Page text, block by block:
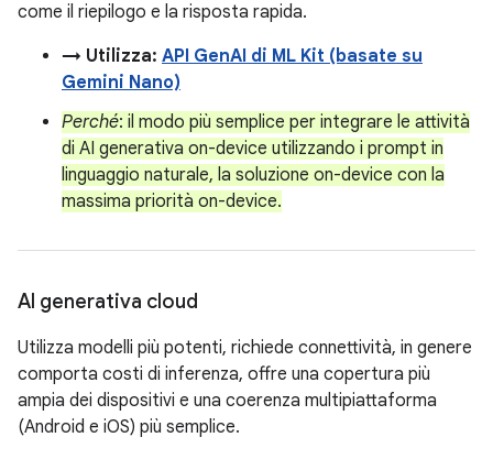
come il riepilogo e la risposta rapida.
→ Utilizza: API GenAI di ML Kit (basate su
Gemini Nano)
Perché: il modo più semplice per integrare le attività
di AI generativa on-device utilizzando i prompt in
linguaggio naturale, la soluzione on-device con la
massima priorità on-device.
AI generativa cloud
Utilizza modelli più potenti, richiede connettività, in genere
comporta costi di inferenza, offre una copertura più
ampia dei dispositivi e una coerenza multipiattaforma
(Android e iOS) più semplice.